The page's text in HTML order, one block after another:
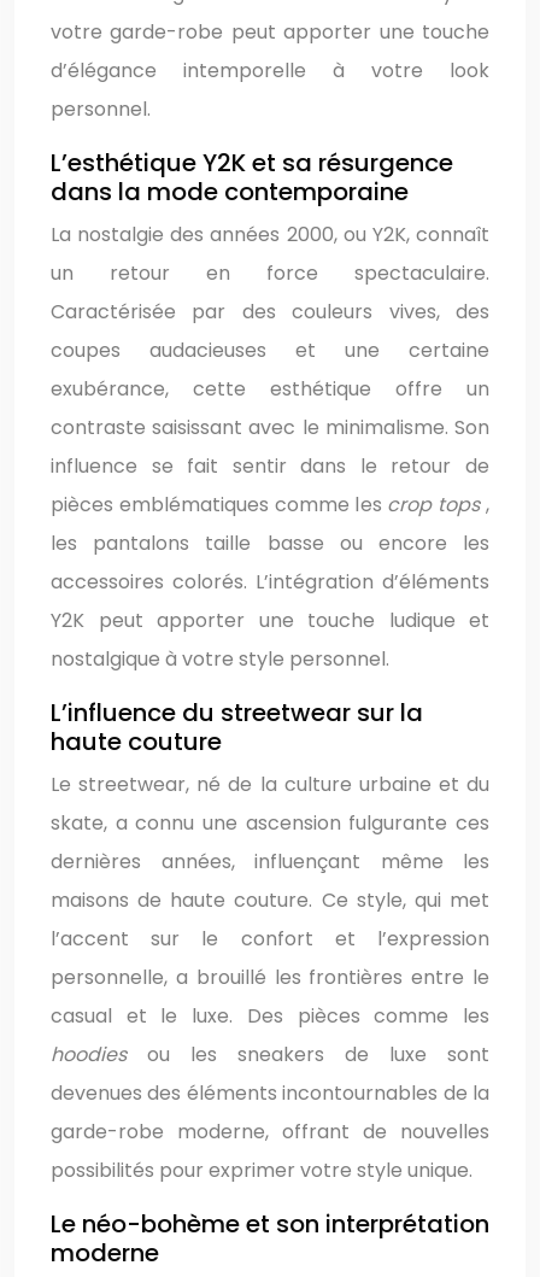
votre garde-robe peut apporter une touche
d’élégance intemporelle à votre look
personnel.
L’esthétique Y2K et sa résurgence
dans la mode contemporaine
La nostalgie des années 2000, ou Y2K, connaît
un retour en force spectaculaire.
Caractérisée par des couleurs vives, des
coupes audacieuses et une certaine
exubérance, cette esthétique offre un
contraste saisissant avec le minimalisme. Son
influence se fait sentir dans le retour de
pièces emblématiques comme les crop tops,
les pantalons taille basse ou encore les
accessoires colorés. L’intégration d’éléments
Y2K peut apporter une touche ludique et
nostalgique à votre style personnel.
L’influence du streetwear sur la
haute couture
Le streetwear, né de la culture urbaine et du
skate, a connu une ascension fulgurante ces
dernières années, influençant même les
maisons de haute couture. Ce style, qui met
l’accent sur le confort et l’expression
personnelle, a brouillé les frontières entre le
casual et le luxe. Des pièces comme les
hoodies ou les sneakers de luxe sont
devenues des éléments incontournables de la
garde-robe moderne, offrant de nouvelles
possibilités pour exprimer votre style unique.
Le néo-bohème et son interprétation
moderne